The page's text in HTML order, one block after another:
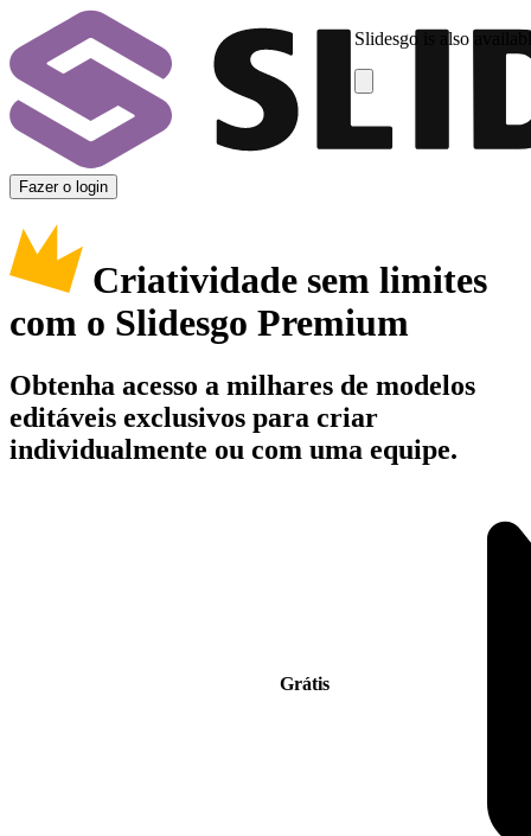
Slidesgo is also
Fazer o login
Criatividade sem limites
com o Slidesgo Premium
Obtenha acesso a milhares de modelos
editáveis exclusivos para criar
individualmente ou com uma equipe.
Grátis